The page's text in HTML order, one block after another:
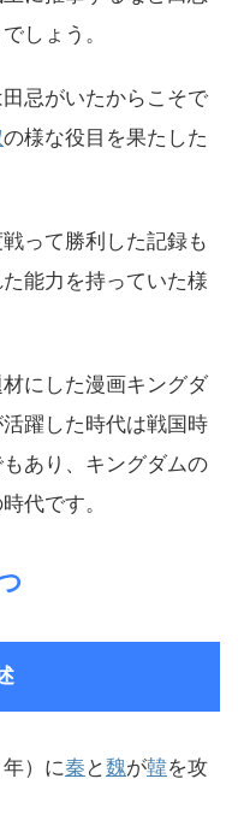
しょう。
忌がいたからこそで
の様な役目を果たした
戦って勝利した記録も
能力を持っていた様
にした漫画キングダ
躍した時代は戦国時
あり、キングダムの
代です。
）に秦 と魏が韓を攻